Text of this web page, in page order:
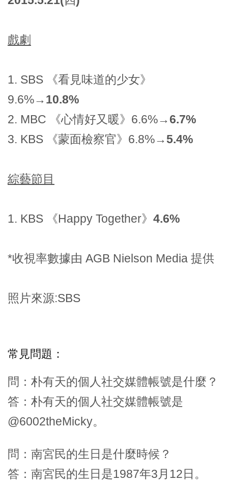
戲劇
1. SBS 《看見味道的少女》
9.6%→10.8%
2. MBC 《心情好又暖》6.6%→6.7%
3. KBS 《蒙面檢察官》6.8%→5.4%
綜藝節目
1. KBS 《Happy Together》 4.6%
*收視率數據由 AGB Nielson Media 提供
照片來源:SBS
常見問題：
問：朴有天的個人社交媒體帳號是什麼？
答：朴有天的個人社交媒體帳號是
@6002theMicky。
問：南宮民的生日是什麼時候？
答：南宮民的生日是1987年3月12日。